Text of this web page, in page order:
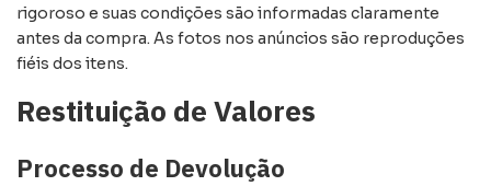
rigoroso e suas condições são informadas claramente
antes da compra. As fotos nos anúncios são reproduções
fiéis dos itens.
Restituição de Valores
Processo de Devolução